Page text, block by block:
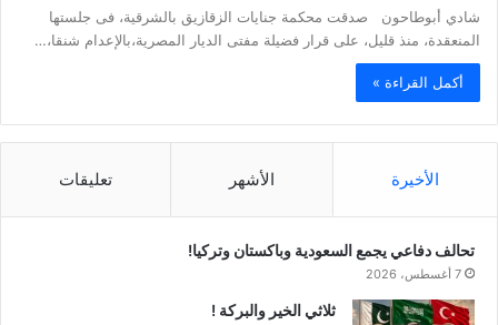
شادي أبوطاحون صدقت محكمة جنايات الزقازيق بالشرقية، فى جلستها
المنعقدة، منذ قليل، على قرار فضيلة مفتى الديار المصرية،بالإعدام شنقا،…
أكمل القراءة »
الأخيرة الأشهر تعليقات
تحالف دفاعي يجمع السعودية وباكستان وتركيا!
7 أغسطس، 2026
ثلاثي الخير والبركة !